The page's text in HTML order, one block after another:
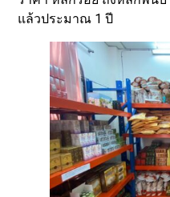
แล้วประมาณ 1 ปี